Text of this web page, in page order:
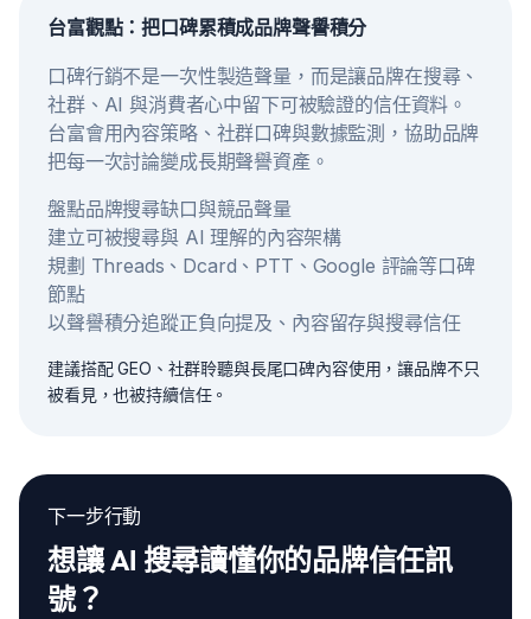
台富觀點：把口碑累積成品牌聲譽積分
口碑行銷不是一次性製造聲量，而是讓品牌在搜尋、
社群、AI 與消費者心中留下可被驗證的信任資料。
台富會用內容策略、社群口碑與數據監測，協助品牌
把每一次討論變成長期聲譽資產。
盤點品牌搜尋缺口與競品聲量
建立可被搜尋與 AI 理解的內容架構
規劃 Threads、Dcard、PTT、Google 評論等口碑
節點
以聲譽積分追蹤正負向提及、內容留存與搜尋信任
建議搭配 GEO、社群聆聽與長尾口碑內容使用，讓品牌不只
被看見，也被持續信任。
下一步行動
想讓 AI 搜尋讀懂你的品牌信任訊
號？